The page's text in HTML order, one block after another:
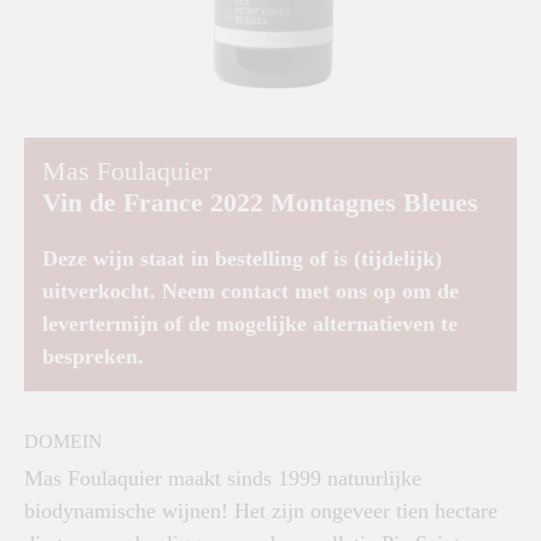
Mas Foulaquier
Vin de France 2022 Montagnes Bleues
Deze wijn staat in bestelling of is (tijdelijk)
uitverkocht. Neem contact met ons op om de
levertermijn of de mogelijke alternatieven te
bespreken.
DOMEIN
Mas Foulaquier maakt sinds 1999 natuurlijke
biodynamische wijnen! Het zijn ongeveer tien hectare